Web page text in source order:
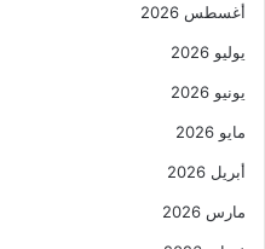
أغسطس 2026
يوليو 2026
يونيو 2026
مايو 2026
أبريل 2026
مارس 2026